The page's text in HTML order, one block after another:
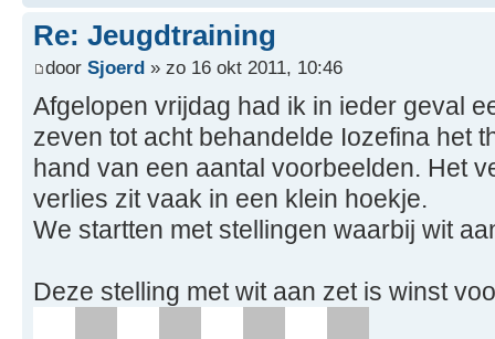
Re: Jeugdtraining
door Sjoerd » zo 16 okt 2011, 10:46
Afgelopen vrijdag had ik in ieder geval
zeven tot acht behandelde Iozefina het
hand van een aantal voorbeelden. Het
verlies zit vaak in een klein hoekje.
We startten met stellingen waarbij wit
Deze stelling met wit aan zet is winst